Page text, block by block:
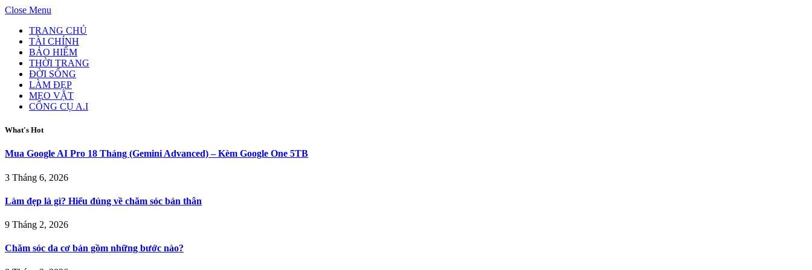
Close Menu
TRANG CHỦ
TÀI CHÍNH
BẢO HIỂM
THỜI TRANG
ĐỜI SỐNG
LÀM ĐẸP
MẸO VẶT
CÔNG CỤ A.I
What's Hot
Mua Google AI Pro 18 Tháng (Gemini Advanced) – Kèm Google One 5TB
3 Tháng 6, 2026
Làm đẹp là gì? Hiểu đúng về chăm sóc bản thân
9 Tháng 2, 2026
Chăm sóc da cơ bản gồm những bước nào?